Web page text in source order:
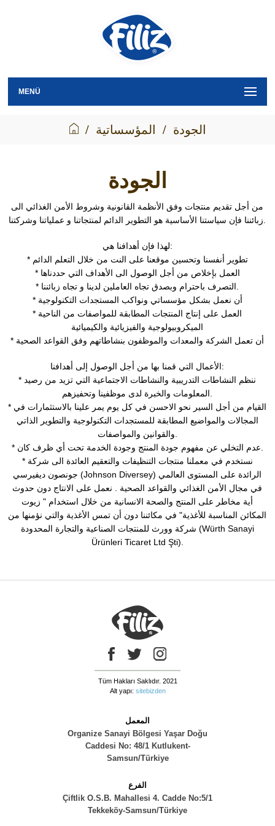
MENÜ
/ المؤسساتية / الجودة
الجودة
من أجل تقديم منتجات وفق الأنظمة القانونية وشروط الأمن الغذائي الى
لهذا فإن أهدافنا هي:
* تطوير أنفسنا وتحسين موقعنا على النت من خلال التعلم الدائم
* العمل بإخلاص من أجل الوصول الى الأهداف التي حددناها
* أن نعمل بشكل مؤسساتي ونواكب المستجدات التكنولوجية
* العمل على إنتاج المنتجات المطابقة للمواصفات من الناحية
الميكروبيولوجية والفيزيائية والكيميائية
* أن تعمل الشركة والمعدات والموظفون بنشاطاتهم وفق القواعد الصحية
الأعمال التي قمنا بها من أجل الوصول إلى أهدافنا:
* ننظم النشاطات التدريبية والنشاطات الاجتماعية التي تزيد من رصيد
* القيام من أجل السير نحو الاحسن في كل يوم يمر علينا بالاستثمارات في
المجالات والمواضيع المطابقة للمستجدات التكنولوجية والتطوير الذاتي
* نستخدم في معملنا منتجات التنظيفات والتعقيم العائدة الى شركة
جونصون ديفيرسي (Johnson Diversey) الرائدة على المستوى العالمي
في مجال الأمن الغذائي والقواعد الصحية . نعمل على الانتاج دون حدوث
أية مخاطر على المنتج والصحة الانسانية من خلال استخدام " زيوت
المكائن المناسبة للأغذية" في مكائننا دون أن تمس الأغذية والتي نؤمنها من
شركة وورث للمنتجات الصناعية والتجارة المحدودة (Würth Sanayi
Ürünleri Ticaret Ltd Şti).
Tüm Hakları Saklıdır. 2021
Alt yapı: sitebizden
المعمل
Organize Sanayi Bölgesi Yaşar Doğu
Caddesi No: 48/1 Kutlukent-
Samsun/Türkiye
الفرع
Çiftlik O.S.B. Mahallesi 4. Cadde No:5/1
Tekkeköy-Samsun/Türkiye